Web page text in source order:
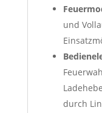
und
durch